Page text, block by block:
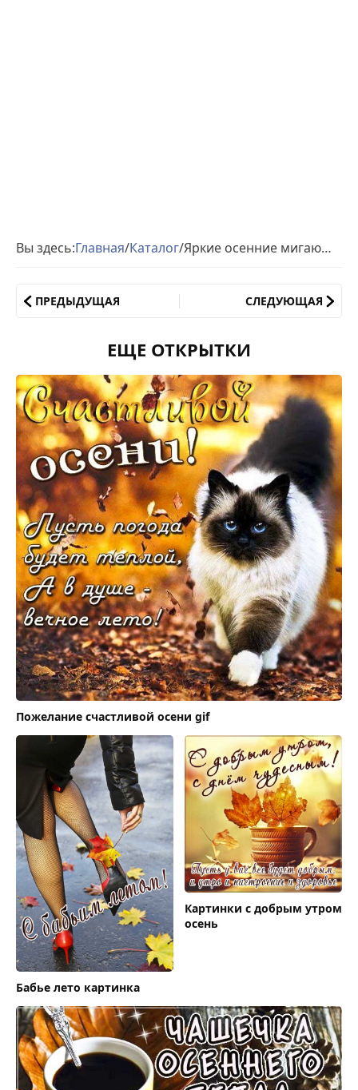
Вы здесь:Главная/Каталог/ Яркие осенние мигающие картинки
ПРЕДЫДУЩАЯ СЛЕДУЮЩАЯ
ЕЩЕ ОТКРЫТКИ
Пожелание счастливой осени gif
Бабье лето картинка
Картинки с добрым утром
осень